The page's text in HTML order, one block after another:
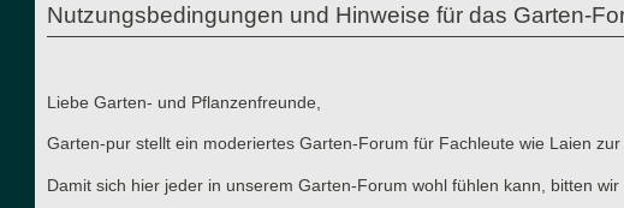
Nutzungsbedingungen und Hinweise für das Garten-
Liebe Garten- und Pflanzenfreunde,
Garten-pur stellt ein moderiertes Garten-Forum für Fachleute wie Laien
Damit sich hier jeder in unserem Garten-Forum wohl fühlen kann, bitten wir